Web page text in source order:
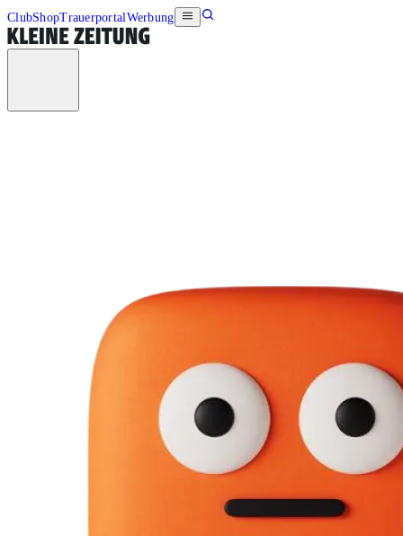
ClubShopTrauerportalWerbung